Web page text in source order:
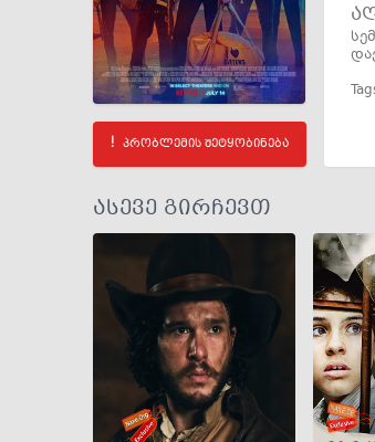
პრობლემის შეტყობინება
ასევე გირჩევთ